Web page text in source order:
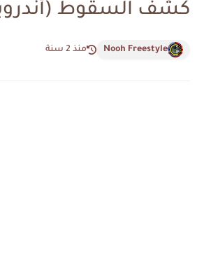
كشف السقوط
Nooh Freestyle منذ 2 سنة